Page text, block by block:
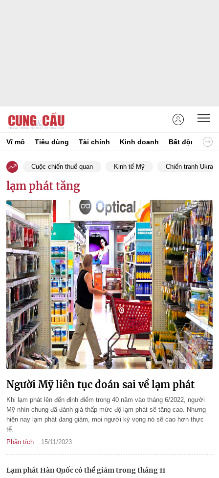
Vĩ mô Tiêu dùng Tài chính Kinh doanh Bất động sản
Cuộc chiến thuế quan Kinh tế Mỹ Chiến tranh
lạm phát tăng
Người Mỹ liên tục đoán sai về lạm phát
Khi lạm phát lên đến đỉnh điểm trong 40 năm vào tháng 6/2022, người
Mỹ nhìn chung đã đánh giá thấp mức độ lạm phát sẽ tăng cao. Nhưng
hiện nay lạm phát đang giảm, mọi người kỳ vọng nó sẽ cao hơn thực
tế.
Phân tích
15/11/2023
Lạm phát Hàn Quốc có thể giảm trong tháng 11